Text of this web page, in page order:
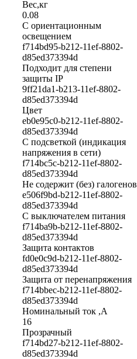
Вес,кг
0.08
С ориентационным
освещением
f714bd95-b212-11ef-8802-
d85ed373394d
Подходит для степени
защиты IP
9ff21da1-b213-11ef-8802-
d85ed373394d
Цвет
eb0e95c0-b212-11ef-8802-
d85ed373394d
С подсветкой (индикация
напряжения в сети)
f714bc5c-b212-11ef-8802-
d85ed373394d
Не содержит (без) галогенов
e506f9bd-b212-11ef-8802-
d85ed373394d
С выключателем питания
f714ba9b-b212-11ef-8802-
d85ed373394d
Защита контактов
fd0e0c9d-b212-11ef-8802-
d85ed373394d
Защита от перенапряжения
f714bbec-b212-11ef-8802-
d85ed373394d
Номинальный ток ,А
16
Прозрачный
f714bd27-b212-11ef-8802-
d85ed373394d